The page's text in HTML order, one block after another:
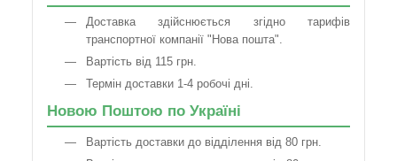
Доставка здійснюється згідно тарифів
транспортної компанії "Нова пошта".
Вартість від 115 грн.
Термін доставки 1-4 робочі дні.
Новою Поштою по Україні
Вартість доставки до відділення від 80 грн.